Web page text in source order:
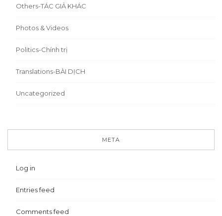
Others-TÁC GIẢ KHÁC
Photos & Videos
Politics-Chính trị
Translations-BÀI DỊCH
Uncategorized
META
Log in
Entries feed
Comments feed